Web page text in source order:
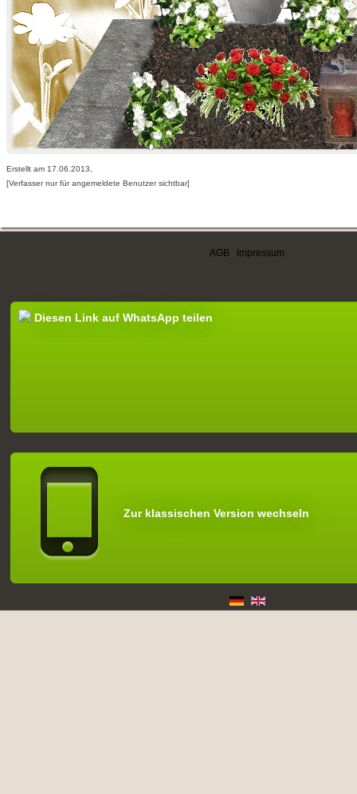
Erstellt am 17.06.2013,
[Verfasser nur für angemeldete Benutzer sichtbar]
AGB Impressum
Diesen Link auf WhatsApp teilen
Zur klassischen Version wechseln